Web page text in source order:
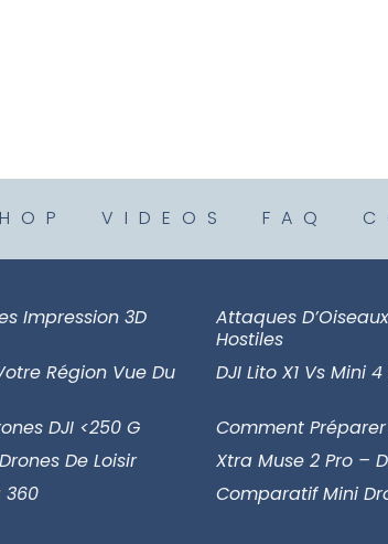
VIDEOS FAQ
Impression 3D
Attaques
Hostiles
Région Vue Du
DJI Lito X1 Vs Mini 4
DJI <250 G Comment
De Loisir Xtra Muse 2 Pro –
360 Comparatif Mini